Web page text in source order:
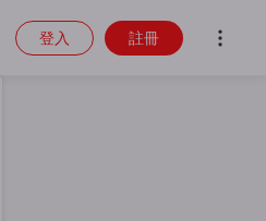
登入 註冊